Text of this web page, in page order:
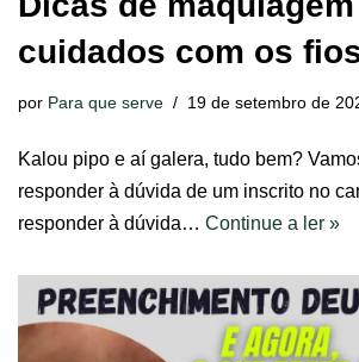
cuidados com os
por Para que serve 19 de setembro de
Kalou pipo e aí galera, tudo bem?
responder à dúvida de um inscrito no
responder à dúvida… Continue a ler »